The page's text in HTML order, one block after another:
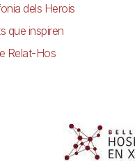
dels Herois
que inspiren
Relat-Hos